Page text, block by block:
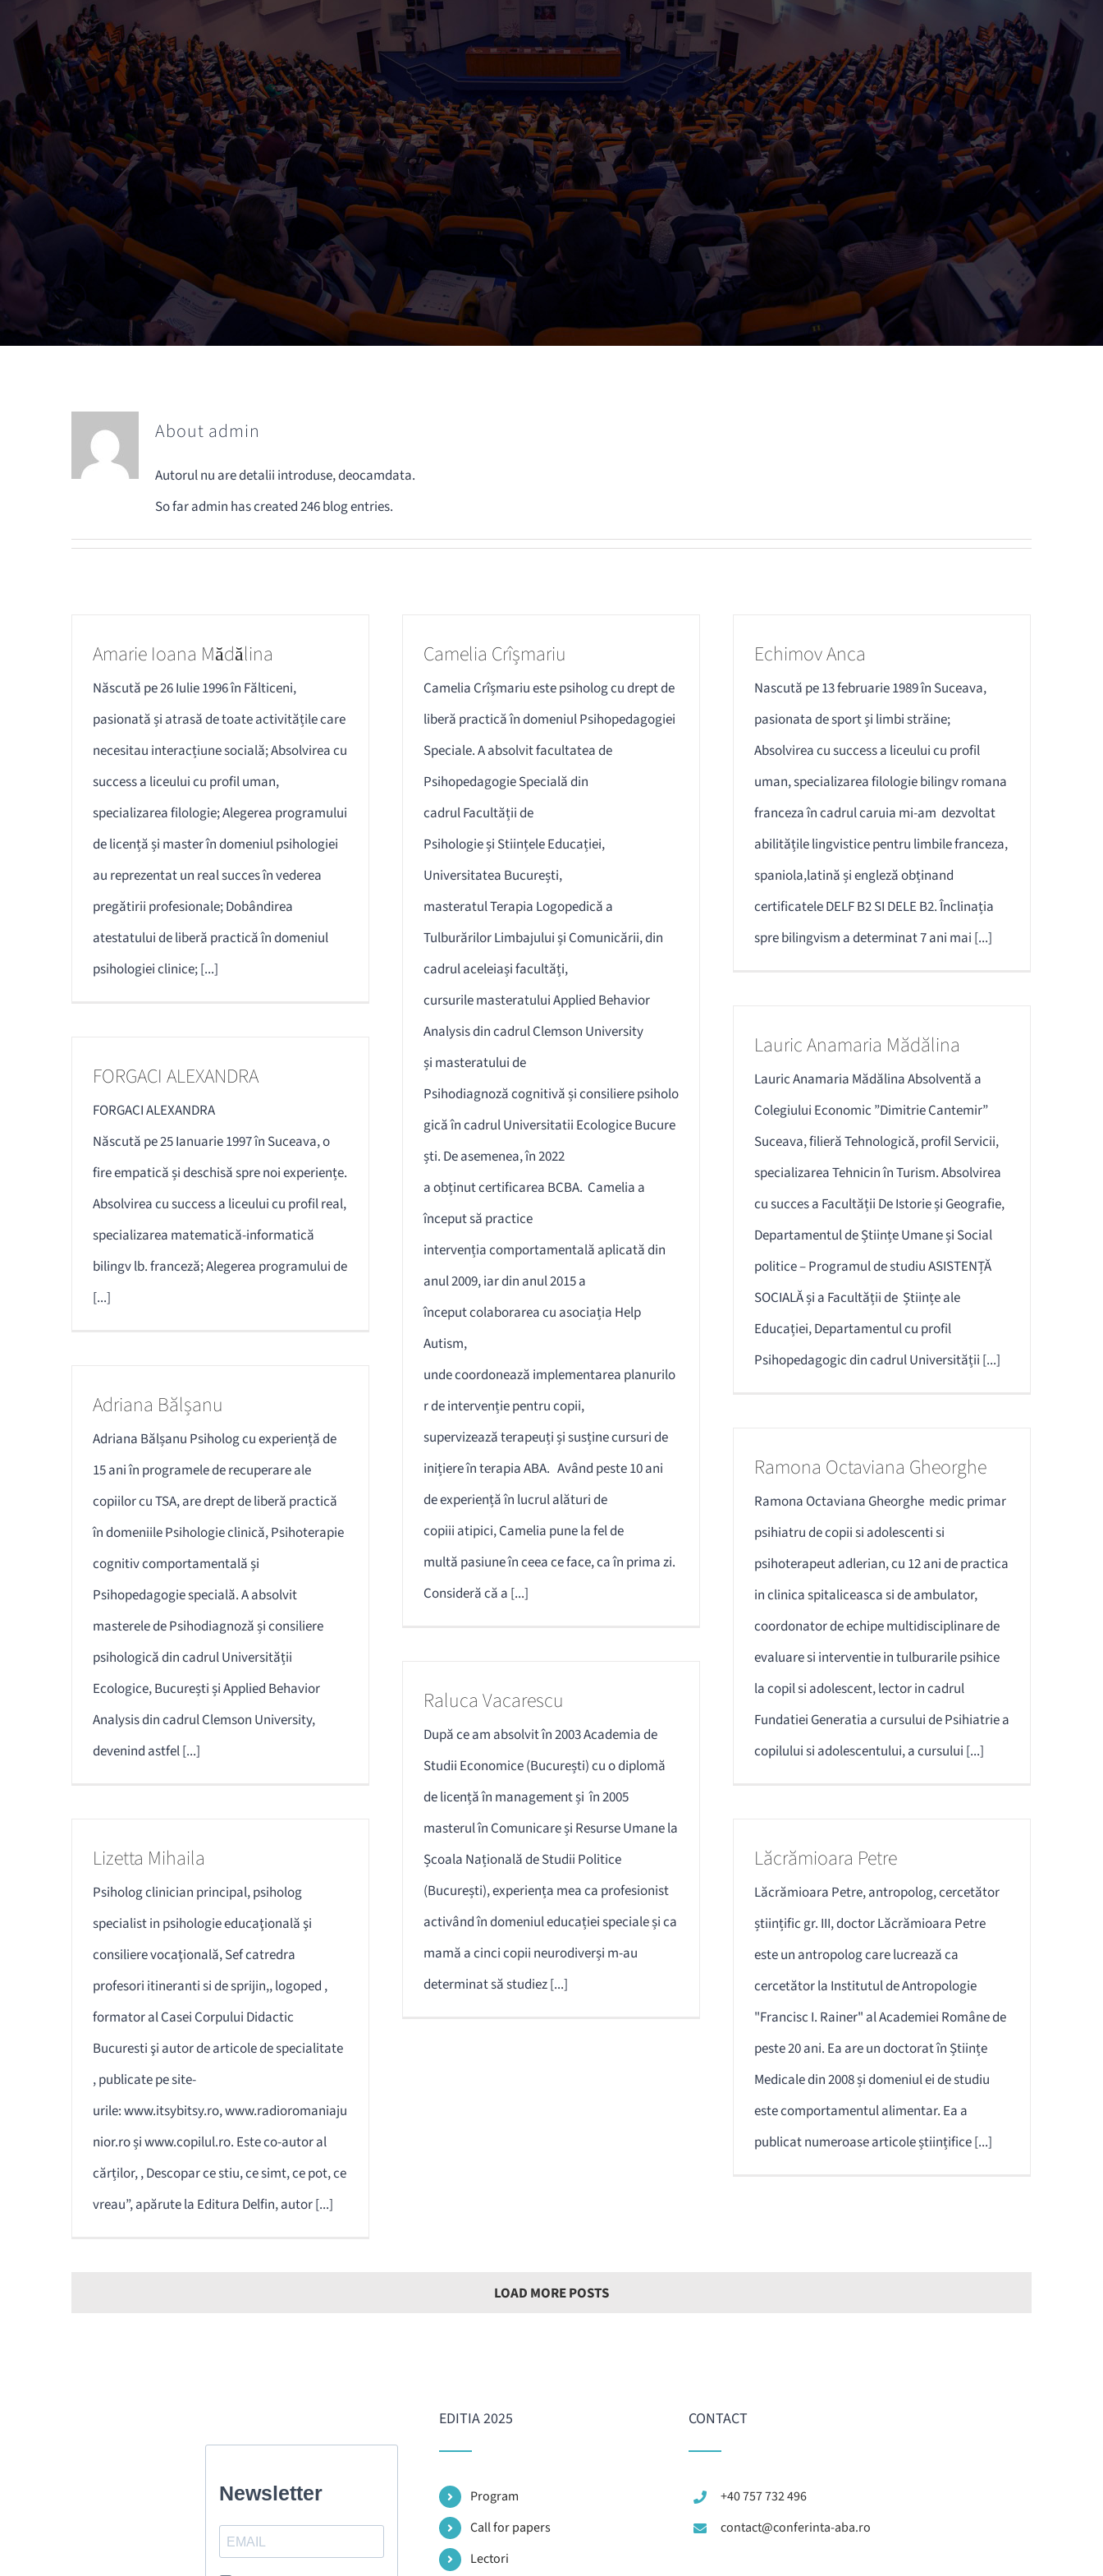
About admin
Autorul nu are detalii introduse, deocamdata.
So far admin has created 246 blog entries.
Amarie Ioana Mădălina
Născută pe 26 Iulie 1996 în Fălticeni,
pasionată și atrasă de toate activitățile care
necesitau interacțiune socială; Absolvirea cu
success a liceului cu profil uman,
specializarea filologie; Alegerea programului
de licență și master în domeniul psihologiei
au reprezentat un real succes în vederea
pregătirii profesionale; Dobândirea
atestatului de liberă practică în domeniul
psihologiei clinice; [...]
Camelia Crîșmariu
Camelia Crîșmariu este psiholog cu drept de
liberă practică în domeniul Psihopedagogiei
Speciale. A absolvit facultatea de
Psihopedagogie Specială din
cadrul Facultății de
Psihologie și Stiințele Educației,
Universitatea București,
masteratul Terapia Logopedică a
Tulburărilor Limbajului și Comunicării, din
cadrul aceleiași facultăți,
cursurile masteratului Applied Behavior
Analysis din cadrul Clemson University
și masteratului de
Psihodiagnoză cognitivă și consiliere psiholo
gică în cadrul Universitatii Ecologice Bucure
ști. De asemenea, în 2022
a obținut certificarea BCBA. Camelia a
început să practice
intervenția comportamentală aplicată din
anul 2009, iar din anul 2015 a
început colaborarea cu asociația Help
Autism,
unde coordonează implementarea planurilo
r de intervenție pentru copii,
supervizează terapeuți și susține cursuri de
inițiere în terapia ABA. Având peste 10 ani
de experiență în lucrul alături de
copiii atipici, Camelia pune la fel de
multă pasiune în ceea ce face, ca în prima zi.
Consideră că a [...]
Echimov Anca
Nascută pe 13 februarie 1989 în Suceava,
pasionata de sport și limbi străine;
Absolvirea cu success a liceului cu profil
uman, specializarea filologie bilingv romana
franceza în cadrul caruia mi-am dezvoltat
abilitățile lingvistice pentru limbile franceza,
spaniola,latină și engleză obținand
certificatele DELF B2 SI DELE B2. Înclinația
spre bilingvism a determinat 7 ani mai [...]
Lauric Anamaria Mădălina
Lauric Anamaria Mădălina Absolventă a
Colegiului Economic ”Dimitrie Cantemir”
Suceava, filieră Tehnologică, profil Servicii,
specializarea Tehnicin în Turism. Absolvirea
cu succes a Facultății De Istorie și Geografie,
Departamentul de Științe Umane și Social
politice – Programul de studiu ASISTENȚĂ
SOCIALĂ și a Facultății de Științe ale
Educației, Departamentul cu profil
Psihopedagogic din cadrul Universității [...]
FORGACI ALEXANDRA
FORGACI ALEXANDRA
Născută pe 25 Ianuarie 1997 în Suceava, o
fire empatică și deschisă spre noi experiențe.
Absolvirea cu success a liceului cu profil real,
specializarea matematică-informatică
bilingv lb. franceză; Alegerea programului de
[...]
Adriana Bălșanu
Adriana Bălșanu Psiholog cu experiență de
15 ani în programele de recuperare ale
copiilor cu TSA, are drept de liberă practică
în domeniile Psihologie clinică, Psihoterapie
cognitiv comportamentală și
Psihopedagogie specială. A absolvit
masterele de Psihodiagnoză și consiliere
psihologică din cadrul Universității
Ecologice, București și Applied Behavior
Analysis din cadrul Clemson University,
devenind astfel [...]
Ramona Octaviana Gheorghe
Ramona Octaviana Gheorghe medic primar
psihiatru de copii si adolescenti si
psihoterapeut adlerian, cu 12 ani de practica
in clinica spitaliceasca si de ambulator,
coordonator de echipe multidisciplinare de
evaluare si interventie in tulburarile psihice
la copil si adolescent, lector in cadrul
Fundatiei Generatia a cursului de Psihiatrie a
copilului si adolescentului, a cursului [...]
Raluca Vacarescu
După ce am absolvit în 2003 Academia de
Studii Economice (București) cu o diplomă
de licență în management și în 2005
masterul în Comunicare și Resurse Umane la
Școala Națională de Studii Politice
(București), experiența mea ca profesionist
activând în domeniul educației speciale și ca
mamă a cinci copii neurodiverși m-au
determinat să studiez [...]
Lizetta Mihaila
Psiholog clinician principal, psiholog
specialist in psihologie educaţională şi
consiliere vocaţională, Sef catredra
profesori itineranti si de sprijin,, logoped ,
formator al Casei Corpului Didactic
Bucuresti şi autor de articole de specialitate
, publicate pe site-
urile: www.itsybitsy.ro, www.radioromaniaju
nior.ro și www.copilul.ro. Este co-autor al
cărților, , Descopar ce stiu, ce simt, ce pot, ce
vreau”, apărute la Editura Delfin, autor [...]
Lăcrămioara Petre
Lăcrămioara Petre, antropolog, cercetător
științific gr. III, doctor Lăcrămioara Petre
este un antropolog care lucrează ca
cercetător la Institutul de Antropologie
"Francisc I. Rainer" al Academiei Române de
peste 20 ani. Ea are un doctorat în Științe
Medicale din 2008 și domeniul ei de studiu
este comportamentul alimentar. Ea a
publicat numeroase articole științifice [...]
LOAD MORE POSTS
EDITIA 2025
Program
Call for papers
Lectori
CONTACT
+40 757 732 496
contact@conferinta-aba.ro